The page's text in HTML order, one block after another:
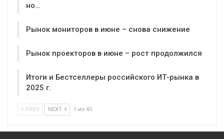
но…
Рынок мониторов в июне – снова снижение
Рынок проекторов в июне – рост продолжился
Итоги и Бестселлеры российского ИТ-рынка в
2025 г.
PREV NEXT 1 из 45